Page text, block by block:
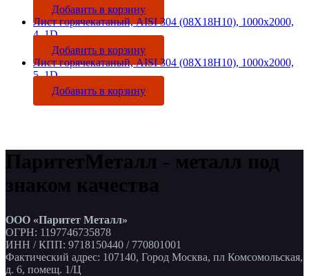
Добавить в корзину
Лист горячекатаный, AISI 304 (08Х18Н10), 1000х2000,
4, 1D
Добавить в корзину
Лист горячекатаный, AISI 304 (08Х18Н10), 1000х2000,
5, 1D
Добавить в корзину
ПаритетМеталл - металл под
знаком качества
ООО «Паритет Металл»
ОГРН: 1197746735878
ИНН / КПП: 9718150440 / 770801001
Фактический адрес: 107140, Город Москва, пл Комсомольская,
д. 6, помещ. 1/Ц